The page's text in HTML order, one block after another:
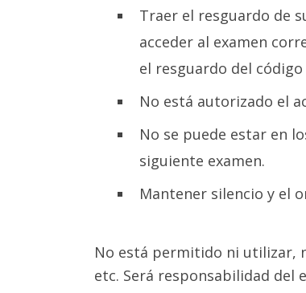
Traer el resguardo de
acceder al examen
el resguardo del
No está autorizado el
No se puede estar en
siguiente examen.
Mantener silencio y el
No está permitido ni utilizar,
etc. Será responsabilidad